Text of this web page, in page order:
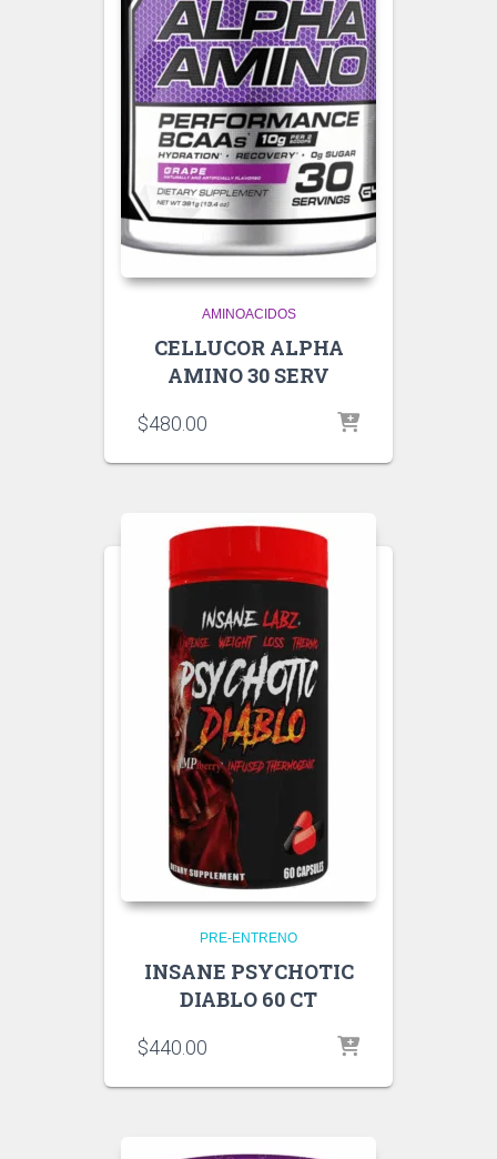
AMINOACIDOS
CELLUCOR ALPHA
AMINO 30 SERV
$480.00
PRE-ENTRENO
INSANE PSYCHOTIC
DIABLO 60 CT
$440.00